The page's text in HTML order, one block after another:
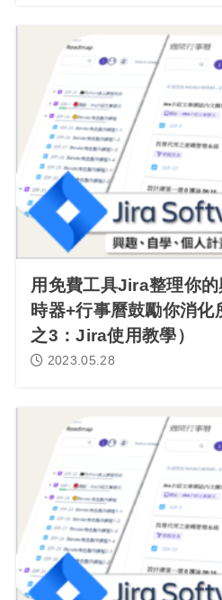
用免費工具Jira整理你
時器+行事曆鼓勵你消化
之3：Jira使用教學）
2023.05.28